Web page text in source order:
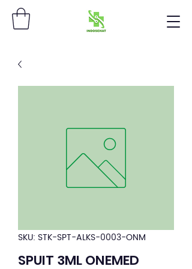
SKU: STK-SPT-ALKS-0003-ONM
SPUIT 3ML ONEMED